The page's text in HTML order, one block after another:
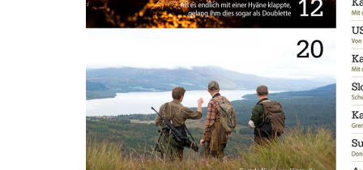
Laden Sie sich die kostenlosse App Jagdpresse bzw. Angelpresse in
Ihrem App-Store/Play-Store herunter. Dort melden Sie sich nach
erfolgreicher Registrierung auf www.pareyshop.de mit Ihren
Details zur Produktsicherheit Im Rahmen der EU-Verordnung sind
wir verpflichtet, Informationen über den verantwortlichen
Wirtschaftsakteur bereitzustellen. Dieser ist für die Einhaltung der
EU-Vorschriften zu unseren Produkten verantwortlich.
Verantwortlicher Wirtschaftsakteur gemäß EU-Verordnung: